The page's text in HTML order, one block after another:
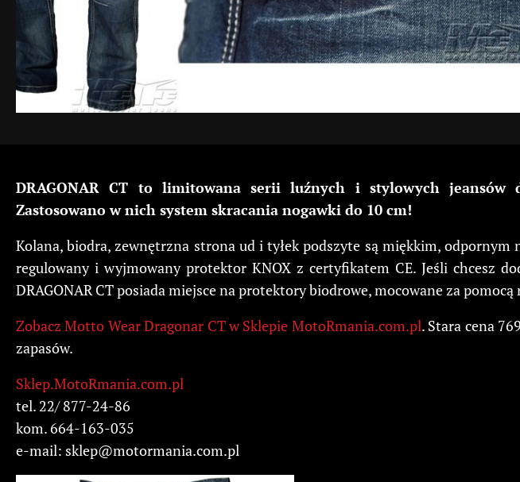
DRAGONAR CT to limitowana serii luźnych i stylowych
Zastosowano w nich system skracania nogawki do 10 cm!
Kolana, biodra, zewnętrzna strona ud i tyłek podszyte są miękkim,
regulowany i wyjmowany protektor KNOX z certyfikatem CE. Jeśli chcesz
DRAGONAR CT posiada miejsce na protektory biodrowe, mocowane za
Zobacz Motto Wear Dragonar CT w Sklepie MotoRmania.com.pl. Stara cena
zapasów.
Sklep.MotoRmania.com.pl
tel. 22/ 877-24-86
kom. 664-163-035
e-mail: sklep@motormania.com.pl